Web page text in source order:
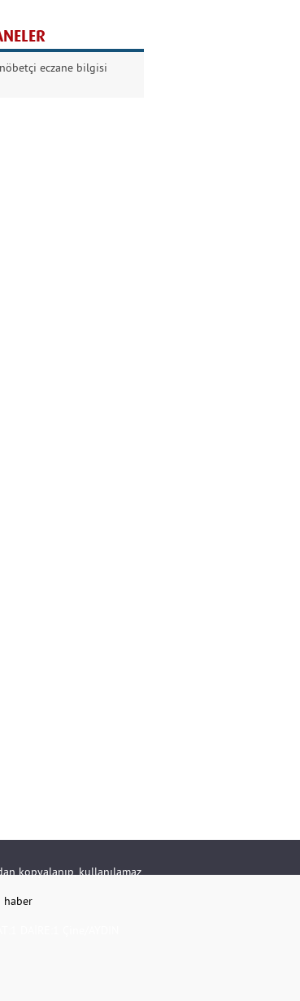
Kurban Bayramında
Dikkat!
eczane bilgisi
kopyalanıp, kullanılamaz.
haber